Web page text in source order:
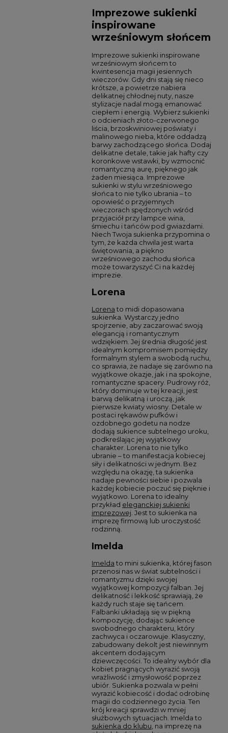
Imprezowe sukienki
inspirowane
wrześniowym słońcem
Imprezowe sukienki inspirowane
wrześniowym słońcem to
kwintesencja magii jesiennych
wieczorów. Gdy dni stają się nieco
krótsze, a powietrze nabiera
delikatnej chłodnej nuty, nasze
stylizacje nadal mogą emanować
ciepłem i energią. Wybierz sukienki
o odcieniach złoto-czerwonego
liścia, brzoskwiniowej poświaty i
malinowego nieba, które oddadzą
barwy zachodzącego słońca. Dodaj
delikatne detale, takie jak hafty czy
koronkowe wstawki, by wzmocnić
romantyczną aurę, pięknego jak
żaden miesiąca. Imprezowe
sukienki w stylu wrześniowego
słońca to nie tylko ubrania – to
opowieść o przyjemnych
wieczorach spędzonych wśród
przyjaciół przy lampce wina,
śmiechu i tańców pod gwiazdami.
Niech Twoja sukienka przypomina o
tym, że każda chwila jest warta
świętowania, a piękno
wrześniowego zachodu słońca
może towarzyszyć Ci na każdej
imprezie.
Lorena
Lorena to midi dopasowana
sukienka. Wystarczy jedno
spojrzenie, aby zaczarować swoją
elegancją i romantycznym
wdziękiem. Jej średnia długość jest
idealnym kompromisem pomiędzy
formalnym stylem a swobodą ruchu,
co sprawia, że nadaje się zarówno na
wyjątkowe okazje, jak i na spokojne,
romantyczne spacery. Pudrowy róż,
który dominuje w tej kreacji, jest
barwą delikatną i uroczą, jak
pierwsze kwiaty wiosny. Detale w
postaci rękawów pufków i
ozdobnego godetu na nodze
dodają sukience subtelnego uroku,
podkreślając jej wyjątkowy
charakter. Lorena to nie tylko
ubranie – to manifestacja kobiecej
siły i delikatności w jednym. Bez
względu na okazję, ta sukienka
nadaje pewności siebie i pozwala
każdej kobiecie poczuć się pięknie i
wyjątkowo. Lorena to idealny
przykład eleganckiej sukienki
imprezowej. Jest to sukienka na
imprezę firmową lub uroczystość
rodzinną.
Imelda
Imelda to mini sukienka, której fason
przenosi nas w świat subtelności i
romantyzmu dzięki swojej
wyjątkowej kompozycji falban. Jej
delikatność i lekkość sprawiają, że
każdy ruch staje się tańcem.
Falbanki układają się w piękną
kompozycję, dodając sukience
swobodnego charakteru, który
zachwyca i oczarowuje. Klasyczny,
zabudowany dekolt jest niewinnym
akcentem dodającym
dziewczęcości. To idealny wybór dla
kobiet pragnących wyrazić swoją
wrażliwość i zmysłowość poprzez
ubiór. Sukienka pozwala w pełni
wyrazić kobiecość i dodać odrobinę
magii do codziennego życia. Ten
krój kreacji sprawdzi w mniej
służbowych sytuacjach. Imelda to
sukienka do klubu, na imprezę na